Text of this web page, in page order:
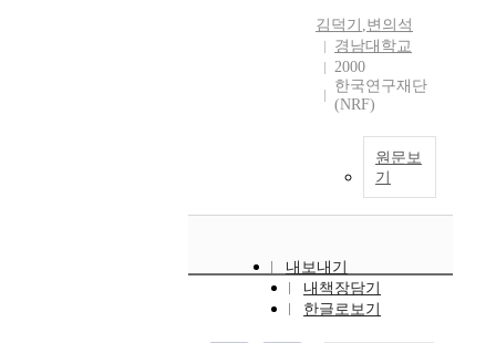
김덕기 ,변의석
경남대학교
2000
한국연구재단
(NRF)
원문보
기
내보내기
내책장담기
한글로보기